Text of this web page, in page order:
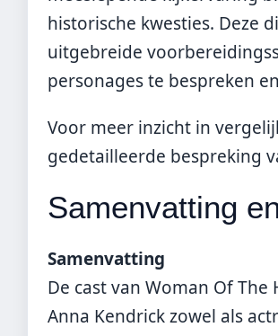
historische kwesties. Deze
uitgebreide
personages te bespreken
Voor meer inzicht in
gedetailleerde bespreking
Samenvatting
Samenvatting
De cast van Woman Of
Anna Kendrick zowel als